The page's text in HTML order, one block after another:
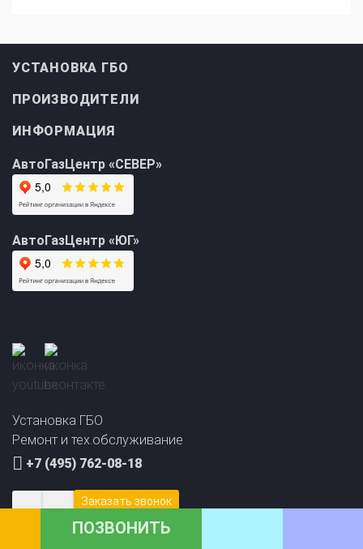
УСТАНОВКА ГБО
ПРОИЗВОДИТЕЛИ
ИНФОРМАЦИЯ
АвтоГазЦентр «СЕВЕР»
АвтоГазЦентр «ЮГ»
Установка ГБО
Ремонт и тех.обслуживание
+7 (495) 762-08-18
Заказать звонок
info@avto-gaz.com
ПОЗВОНИТЬ